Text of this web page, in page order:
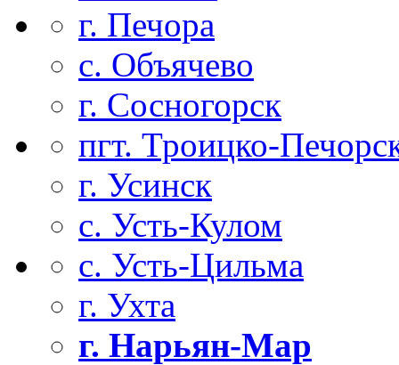
г. Печора
с. Объячево
г. Сосногорск
пгт. Троицко-
г. Усинск
с. Усть-Кулом
с. Усть-Цильма
г. Ухта
г. Нарьян-Мар